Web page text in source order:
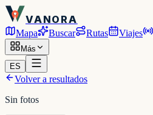
VANORA
Mapa Buscar Rutas Viajes
Más
ES
Volver a resultados
Sin fotos